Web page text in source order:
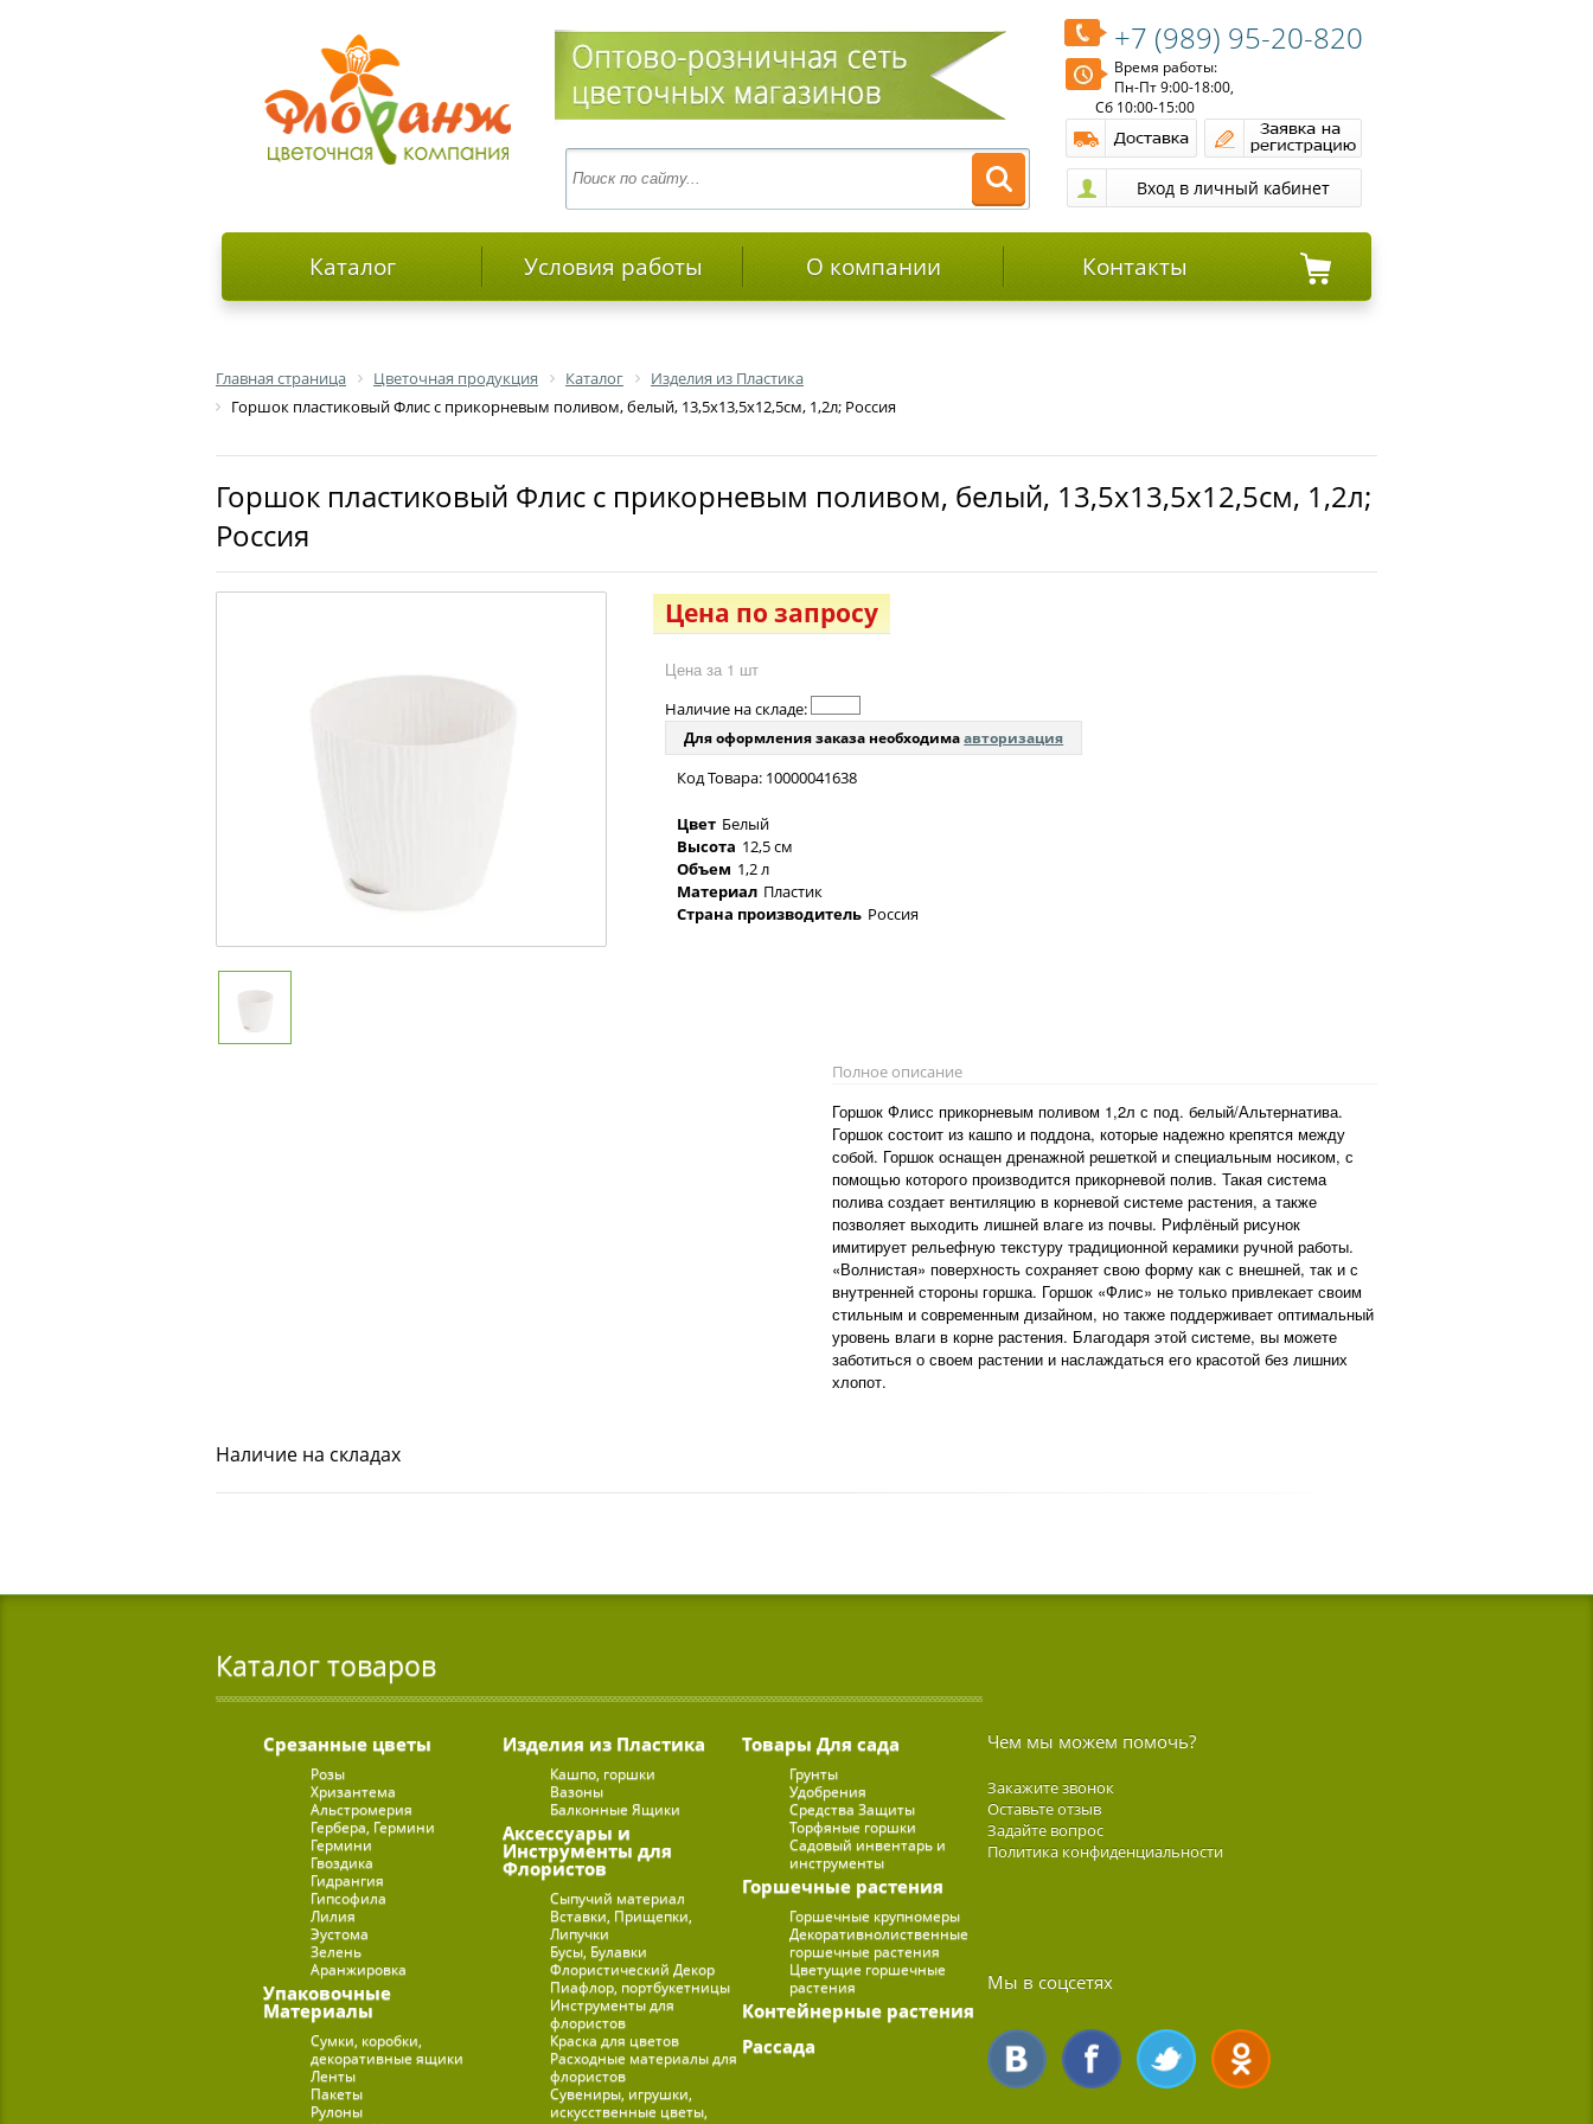
+7 (989) 95-20-820
Время работы:
Пн-Пт 9:00-18:00,
Сб 10:00-15:00
Каталог Условия работы О компании Контакты
Главная страница Цветочная продукция Каталог
Изделия из Пластика
Горшок пластиковый Флис с прикорневым поливом, белый, 13,5х13,5х12,5см, 1,2л; Россия
Горшок пластиковый Флис с прикорневым поливом, белый, 13,5х13,5х12,5см, 1,2л;
Россия
Цена по запросу
Цена за 1 шт
Наличие на складе:
Для оформления заказа необходимаавторизация
Код Товара: 10000041638
Цвет Белый
Высота 12,5 см
Объем 1,2 л
Материал Пластик
Страна производитель Россия
Полное описание
Горшок Флисс прикорневым поливом 1,2л с под. белый/Альтернатива.
Горшок состоит из кашпо и поддона, которые надежно крепятся между
собой. Горшок оснащен дренажной решеткой и специальным носиком, с
помощью которого производится прикорневой полив. Такая система
полива создает вентиляцию в корневой системе растения, а также
позволяет выходить лишней влаге из почвы. Рифлёный рисунок
имитирует рельефную текстуру традиционной керамики ручной работы.
«Волнистая» поверхность сохраняет свою форму как с внешней, так и с
внутренней стороны горшка. Горшок «Флис» не только привлекает своим
стильным и современным дизайном, но также поддерживает оптимальный
уровень влаги в корне растения. Благодаря этой системе, вы можете
заботиться о своем растении и наслаждаться его красотой без лишних
хлопот.
Наличие на складах
Каталог товаров
Срезанные цветы
Розы
Хризантема
Альстромерия
Гербера, Гермини
Гермини
Гвоздика
Гидрангия
Гипсофила
Лилия
Эустома
Зелень
Аранжировка
Упаковочные
Материалы
Сумки, коробки,
декоративные ящики
Ленты
Пакеты
Рулоны
Изделия из Пластика
Кашпо, горшки
Вазоны
Балконные Ящики
Аксессуары и
Инструменты для
Флористов
Сыпучий материал
Вставки, Прищепки,
Липучки
Бусы, Булавки
Флористический Декор
Пиафлор, портбукетницы
Инструменты для
флористов
Краска для цветов
Расходные материалы для
флористов
Сувениры, игрушки,
искусственные цветы,
Товары Для сада
Грунты
Удобрения
Средства Защиты
Торфяные горшки
Садовый инвентарь и
инструменты
Горшечные растения
Горшечные крупномеры
Декоративнолиственные
горшечные растения
Цветущие горшечные
растения
Контейнерные растения
Рассада
Чем мы можем помочь?
Закажите звонок
Оставьте отзыв
Задайте вопрос
Политика конфиденциальности
Мы в соцсетях